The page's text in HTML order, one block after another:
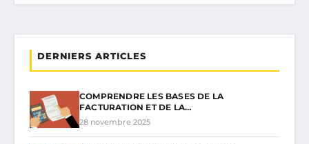
DERNIERS ARTICLES
COMPRENDRE LES BASES DE LA
FACTURATION ET DE LA…
28 novembre 2025